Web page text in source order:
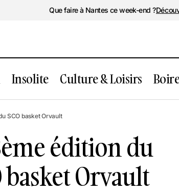
Que faire à Nantes ce week-end ?
Insolite Culture & Loisirs
: 3ème édition du vide-
SCO basket Orvault
édition du
Orvault